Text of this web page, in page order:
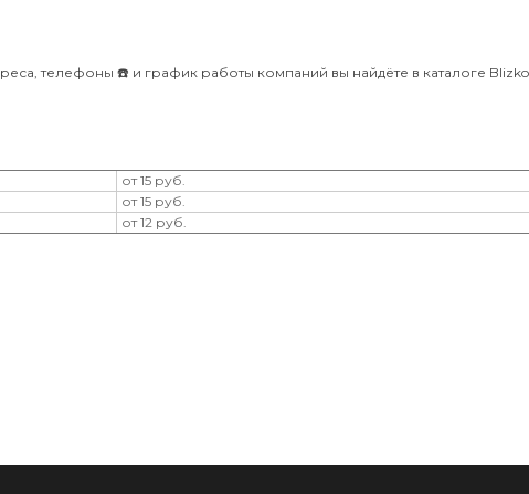
телефоны ☎️ и график работы компаний вы найдёте в каталоге Blizko
от 15 руб.
от 15 руб.
от 12 руб.